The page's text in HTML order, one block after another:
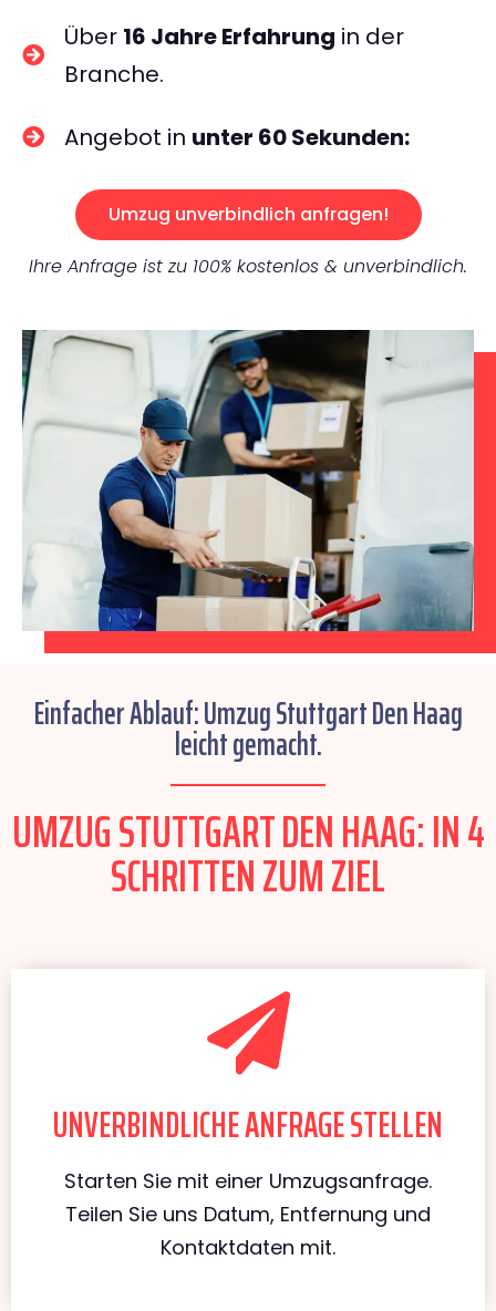
Über 16 Jahre Erfahrung in der
Branche.
Angebot in unter 60 Sekunden:
Umzug unverbindlich anfragen!
Ihre Anfrage ist zu 100% kostenlos & unverbindlich.
Einfacher Ablauf: Umzug Stuttgart Den Haag
leicht gemacht.
UMZUG STUTTGART DEN HAAG: IN 4
SCHRITTEN ZUM ZIEL
UNVERBINDLICHE ANFRAGE STELLEN
Starten Sie mit einer Umzugsanfrage.
Teilen Sie uns Datum, Entfernung und
Kontaktdaten mit.